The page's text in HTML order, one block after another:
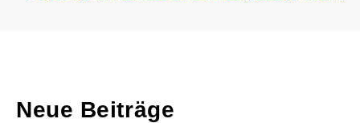
Neue Beiträge